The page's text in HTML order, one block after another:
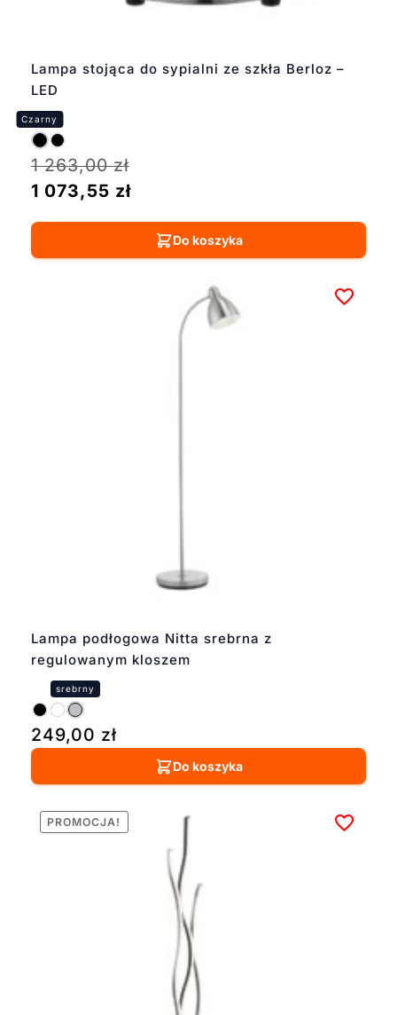
Lampa stojąca do sypialni ze szkła Berloz –
LED
1 263,00zł
1 073,55 zł
Do koszyka
Lampa podłogowa Nitta srebrna z
regulowanym kloszem
249,00 zł
Do koszyka
PROMOCJA!